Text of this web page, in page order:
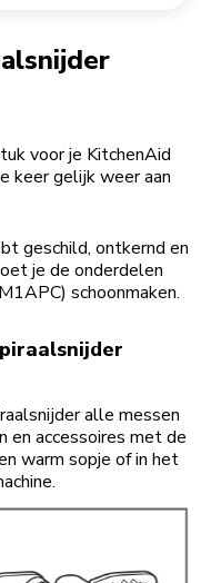
voor je KitchenAid
keer gelijk weer aan
geschild, ontkernd en
je de onderdelen
schoonmaken.
alle messen
en accessoires met de
warm sopje of in het